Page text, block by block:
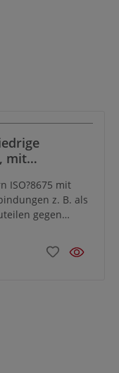
mit
ISO?8675 mit
z. B. als
gegen
Muttern in